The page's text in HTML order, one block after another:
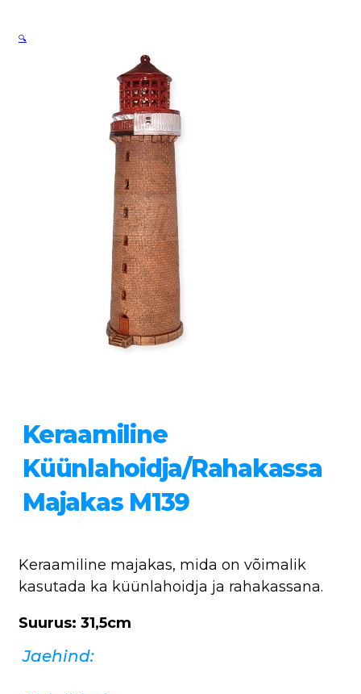
Keraamiline
Küünlahoidja/rahakassa
Majakas M139
Keraamiline majakas, mida on võimalik
kasutada ka küünlahoidja ja rahakassana.
Suurus: 31,5cm
Jaehind:
🔍